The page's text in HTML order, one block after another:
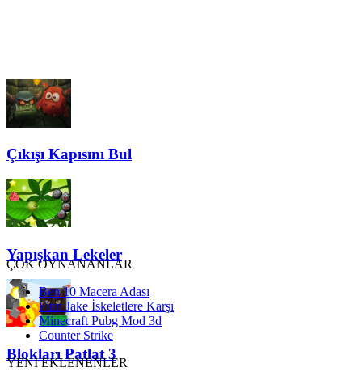
Çıkışı Kapısını Bul
Yapışkan Lekeler
Blokları Patlat 3
ÇOK OYNANANLAR
Ben 10 Macera Adası
Finn Jake İskeletlere Karşı
Minecraft Pubg Mod 3d
Counter Strike
YENİ EKLENENLER